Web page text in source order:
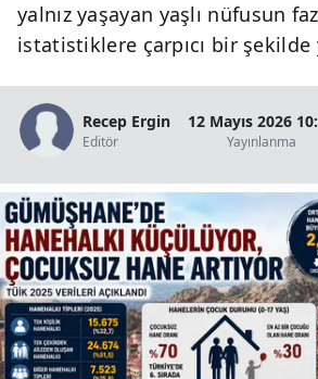
Çankırı
Çorum
Edirne
Elazığ
yalnız yaşayan yaşlı nüfusun
istatistiklere çarpıcı bir şekilde
Recep Ergin
Editör
12 Mayıs 2026
Yayınlanma